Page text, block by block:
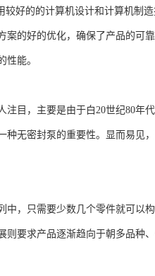
好的的计算机设计和计算机制
的好的优化，确保了产品的可
性能。
目，主要是由于白20世纪80年
无密封泵的重要性。显而易见
，只需要少数几个零件就可以
要求产品逐渐趋向于朝多品种、